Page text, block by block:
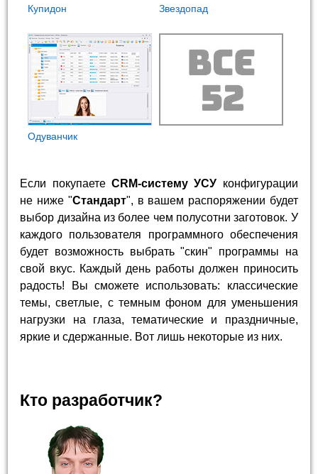
Купидон Звездопад
Одуванчик
Если покупаете CRM-систему УСУ конфигурации
не ниже "Стандарт", в вашем распоряжении будет
выбор дизайна из более чем полусотни заготовок. У
каждого пользователя программного обеспечения
будет возможность выбрать "скин" программы на
свой вкус. Каждый день работы должен приносить
радость! Вы сможете использовать: классические
темы, светлые, с темным фоном для уменьшения
нагрузки на глаза, тематические и праздничные,
яркие и сдержанные. Вот лишь некоторые из них.
Кто разработчик?